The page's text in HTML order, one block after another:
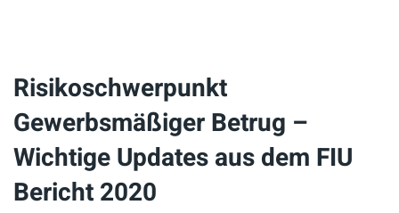
Risikoschwerpunkt
Gewerbsmäßiger Betrug –
Wichtige Updates aus dem FIU
Bericht 2020